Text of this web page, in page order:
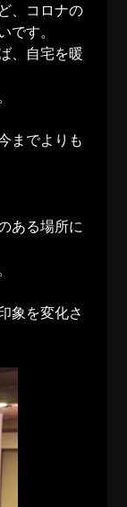
、コロナの
です。
、自宅を暖
までよりも
ある場所に
象を変化さ